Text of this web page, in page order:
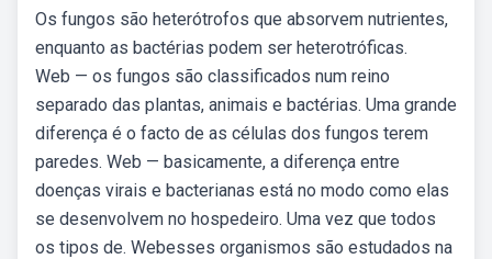
Os fungos são heterótrofos que absorvem nutrientes,
enquanto as bactérias podem ser heterotróficas.
Web — os fungos são classificados num reino
separado das plantas, animais e bactérias. Uma grande
diferença é o facto de as células dos fungos terem
paredes. Web — basicamente, a diferença entre
doenças virais e bacterianas está no modo como elas
se desenvolvem no hospedeiro. Uma vez que todos
os tipos de. Webesses organismos são estudados na